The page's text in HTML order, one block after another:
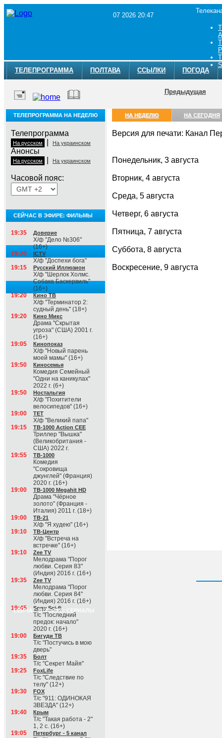
07 2026 20:47
ТЕЛЕПРОГРАММА ПОЛТАВА ССЫЛКИ ПОГОДА
Предыдущая
ТЕЛЕПРОГРАММА НА НЕДЕЛЮ
Телепрограмма
На русском На украинском
Анонсы
На русском На украинском
Часовой пояс:
СЕЙЧАС В ЭФИРЕ: ФИЛЬМЫ
19:35 Доверие
Х/ф "Дело №306"
(16+)
19:20
ICTV
Х/ф "Доспехи бога"
19:15
Русский Иллюзион
Х/ф "Шерлок Холмс.
Собака Баскервиль"
(16+)
19:20
Кино ТВ
Х/ф "Терминатор 2:
судный день" (18+)
19:20
Кино Микс
Драма "Скрытая
угроза" (США) 2001 г.
(16+)
19:05
Кинопоказ
Х/ф "Новый парень
моей мамы" (16+)
19:50
Киносемья
Комедия Семейный
"Одни на каникулах"
2022 г. (6+)
19:50
Ностальгия
Х/ф "Похитители
велосипедов" (16+)
19:00
ТЕТ
Х/ф "Великий папа"
19:15
ТВ-1000 Action CEE
Триллер "Вышка"
(Великобритания -
США) 2022 г.
19:55
ТВ-1000
Комедия
"Сокровища
джунглей" (Франция)
2020 г. (16+)
19:00
ТВ-1000 Megahit HD
Драма "Чёрное
золото" (Франция -
Италия) 2011 г. (18+)
19:00
ТВ-21
Х/ф "Я худею" (16+)
19:10
ТВ-Центр
Х/ф "Встреча на
встречке" (16+)
19:10
Zee TV
Мелодрама "Порог
любви. Серия 83"
(Индия) 2016 г. (16+)
19:35
Zee TV
Мелодрама "Порог
любви. Серия 84"
(Индия) 2016 г. (16+)
СЕЙЧАС В ЭФИРЕ: СЕРИАЛЫ
19:45 Sony Sci-fi
Т/с "Последний
предок: начало"
2020 г. (16+)
19:00
Бигуди ТВ
Т/с "Постучись в мою
дверь"
19:35
Болт
Т/с "Секрет Майя"
19:25
FoxLife
Т/с "Следствие по
телу" (12+)
19:30
FOX
Т/с "911: ОДИНОКАЯ
ЗВЕЗДА" (12+)
19:40
Крым
Т/с "Такая работа - 2"
1, 2 с. (16+)
19:05
Петербург - 5 канал
НА НЕДЕЛЮ НА СЕГОДНЯ
Версия для печати: Канал
Понедельник, 3 августа
Вторник, 4 августа
Среда, 5 августа
Четверг, 6 августа
Пятница, 7 августа
Суббота, 8 августа
Воскресение, 9 августа